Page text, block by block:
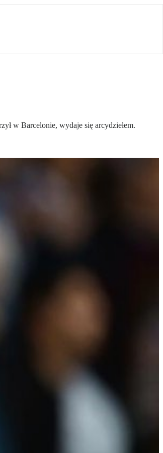
w Barcelonie, wydaje się arcydziełem.